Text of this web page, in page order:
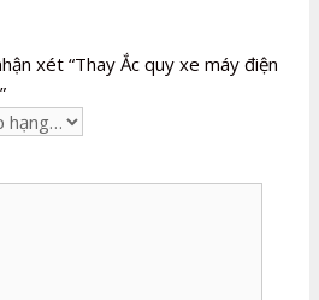
xét “Thay Ắc quy xe máy điện